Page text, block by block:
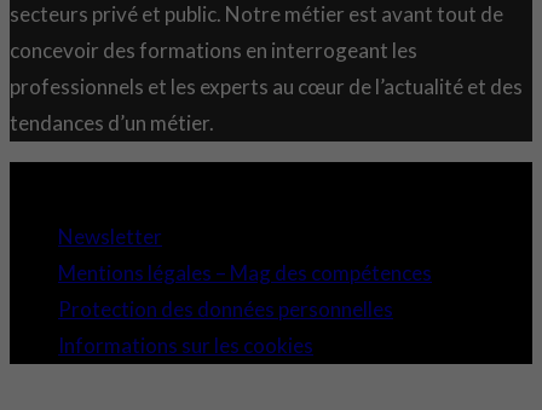
secteurs privé et public. Notre métier est avant tout de
concevoir des formations en interrogeant les
professionnels et les experts au cœur de l’actualité et des
tendances d’un métier.
Newsletter
Mentions légales – Mag des compétences
Protection des données personnelles
Informations sur les cookies